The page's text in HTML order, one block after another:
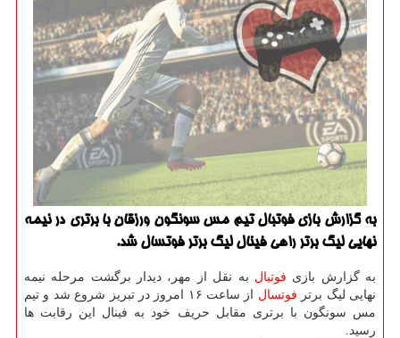
به گزارش بازی فوتبال تیم مس سونگون ورزقان با برتری در نیمه
نهایی لیگ برتر راهی فینال لیگ برتر فوتسال شد.
به گزارش بازی فوتبال به نقل از مهر، دیدار برگشت مرحله نیمه
نهایی لیگ برتر فوتسال
از ساعت ۱۶ امروز در تبریز شروع شد و تیم
مس سونگون با برتری مقابل حریف خود به فینال این رقابت ها
رسید.